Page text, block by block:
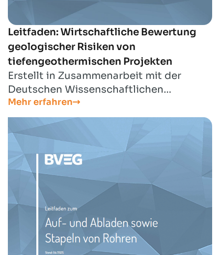
Leitfaden: Wirtschaftliche Bewertung
geologischer Risiken von
tiefengeothermischen Projekten
Erstellt in Zusammenarbeit mit der
Deutschen Wissenschaftlichen
Gesellschaft für nachhaltige
Energieträger, Mobilität und
Kohlenstoffkreisläufe e.V. (DGMK) im
Rahmen der DGMK Projektgruppe
Risikobewertung.
Mehr erfahren